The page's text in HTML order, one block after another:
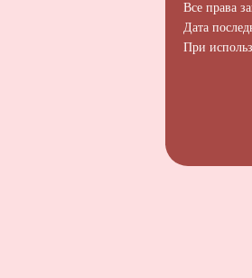
Все права
Дата
При